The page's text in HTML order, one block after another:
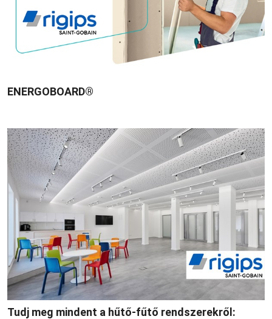
ENERGOBOARD®
Tudj meg mindent a hűtő-fűtő rendszerekről: